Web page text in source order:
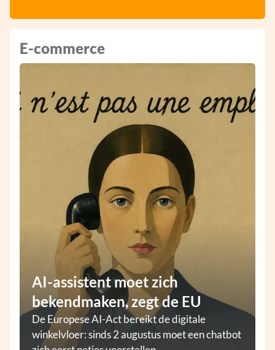
E-commerce
AI-assistent moet zich
bekendmaken, zegt de EU
De Europese AI-Act bereikt de digitale
winkelvloer: sinds 2 augustus moet een chatbot